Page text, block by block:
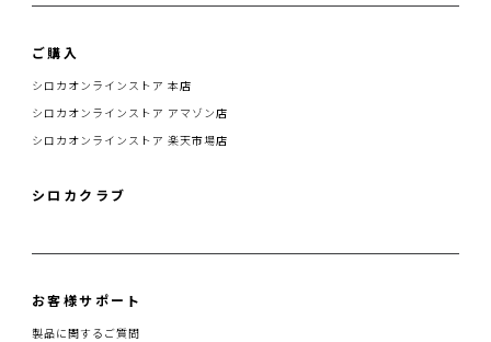
ご購入
シロカオンラインストア 本店
シロカオンラインストア アマゾン店
シロカオンラインストア 楽天市場店
シロカクラブ
お客様サポート
製品に関するご質問